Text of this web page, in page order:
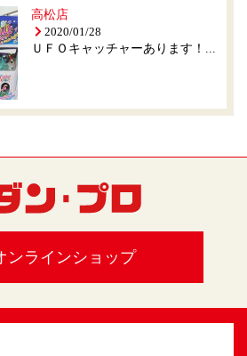
高松店
2020/01/28
ＵＦＯキャッチャーあります！...
ンラインショップ